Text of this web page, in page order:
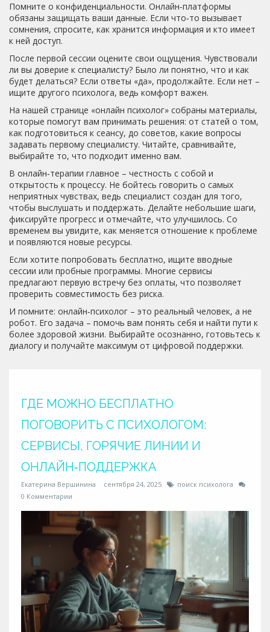
Помните о конфиденциальности. Онлайн‑платформы
обязаны защищать ваши данные. Если что‑то вызывает
сомнения, спросите, как хранится информация и кто имеет
к ней доступ.
После первой сессии оцените свои ощущения. Чувствовали
ли вы доверие к специалисту? Было ли понятно, что и как
будет делаться? Если ответы «да», продолжайте. Если нет –
ищите другого психолога, ведь комфорт важен.
На нашей странице «онлайн психолог» собраны материалы,
которые помогут вам принимать решения: от статей о том,
как подготовиться к сеансу, до советов, какие вопросы
задавать первому специалисту. Читайте, сравнивайте,
выбирайте то, что подходит именно вам.
В онлайн‑терапии главное – честность с собой и
открытость к процессу. Не бойтесь говорить о самых
неприятных чувствах, ведь специалист создан для того,
чтобы выслушать и поддержать. Делайте небольшие шаги,
фиксируйте прогресс и отмечайте, что улучшилось. Со
временем вы увидите, как меняется отношение к проблеме
и появляются новые ресурсы.
Если хотите попробовать бесплатно, ищите вводные
сессии или пробные программы. Многие сервисы
предлагают первую встречу без оплаты, что позволяет
проверить совместимость без риска.
И помните: онлайн‑психолог – это реальный человек, а не
робот. Его задача – помочь вам понять себя и найти пути к
более здоровой жизни. Выбирайте осознанно, готовьтесь к
диалогу и получайте максимум от цифровой поддержки.
ГДЕ МОЖНО БЕСПЛАТНО
ПОГОВОРИТЬ С ПСИХОЛОГОМ:
СЕРВИСЫ, ГОРЯЧИЕ ЛИНИИ И
ОНЛАЙН‑ПОДДЕРЖКА
Екатерина Вершинина сентября 24, 2025
поиск психолога
0 Комментарии